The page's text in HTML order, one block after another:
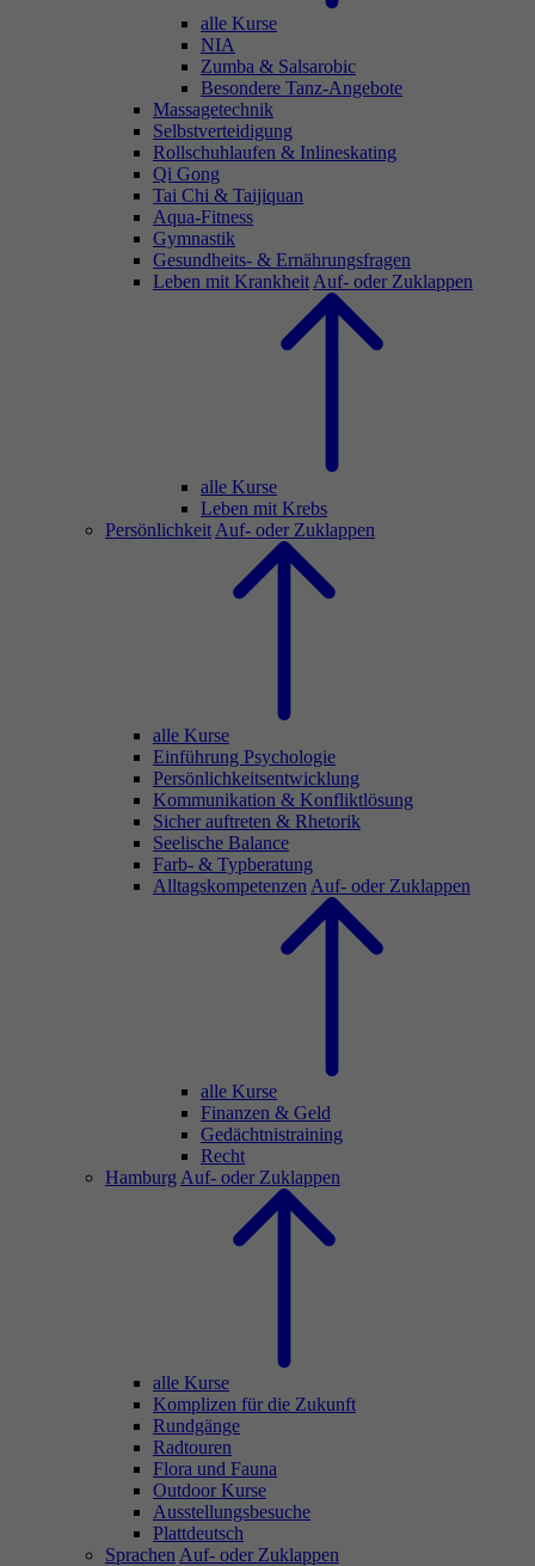
alle Kurse
NIA
Zumba & Salsarobic
Besondere Tanz-Angebote
Massagetechnik
Selbstverteidigung
Rollschuhlaufen & Inlineskating
Qi Gong
Tai Chi & Taijiquan
Aqua-Fitness
Gymnastik
Gesundheits- & Ernährungsfragen
Leben mit Krankheit Auf- oder Zuklappen
alle Kurse
Leben mit Krebs
Persönlichkeit Auf- oder Zuklappen
alle Kurse
Einführung Psychologie
Persönlichkeitsentwicklung
Kommunikation & Konfliktlösung
Sicher auftreten & Rhetorik
Seelische Balance
Farb- & Typberatung
Alltagskompetenzen Auf- oder Zuklappen
alle Kurse
Finanzen & Geld
Gedächtnistraining
Recht
Hamburg Auf- oder Zuklappen
alle Kurse
Komplizen für die Zukunft
Rundgänge
Radtouren
Flora und Fauna
Outdoor Kurse
Ausstellungsbesuche
Plattdeutsch
Sprachen Auf- oder Zuklappen